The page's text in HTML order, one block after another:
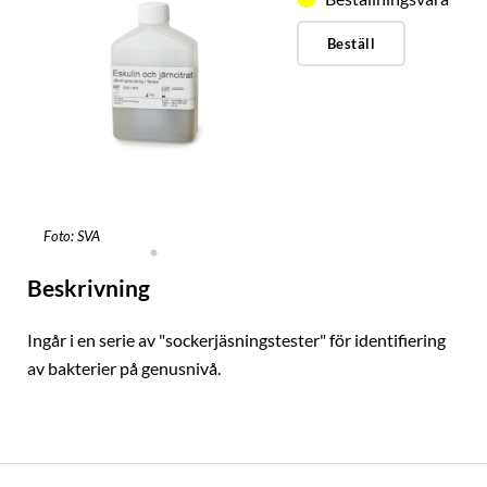
Foto: SVA
Beställ
Beskrivning
Ingår i en serie av "sockerjäsningstester" för identifiering
av bakterier på genusnivå.